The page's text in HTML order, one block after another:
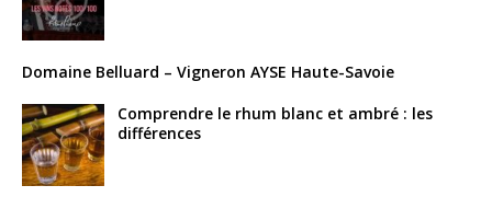
Domaine Belluard – Vigneron AYSE Haute-Savoie
Comprendre le rhum blanc et ambré : les
différences